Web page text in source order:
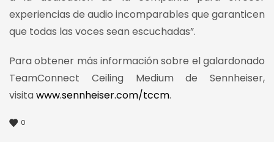
experiencias de audio incomparables que garanticen
que todas las voces sean escuchadas”.
Para obtener más información sobre el galardonado
TeamConnect Ceiling Medium de Sennheiser,
visitawww.sennheiser.com/tccm.
0